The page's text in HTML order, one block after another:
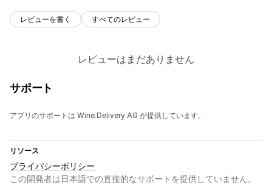
レビューを書く すべてのレビュー
レビューはまだありません
サポート
アプリのサポートは Wine.Delivery AG が提供しています。
リソース
プライバシーポリシー
この開発者は日本語での直接的なサポートを提供していません。